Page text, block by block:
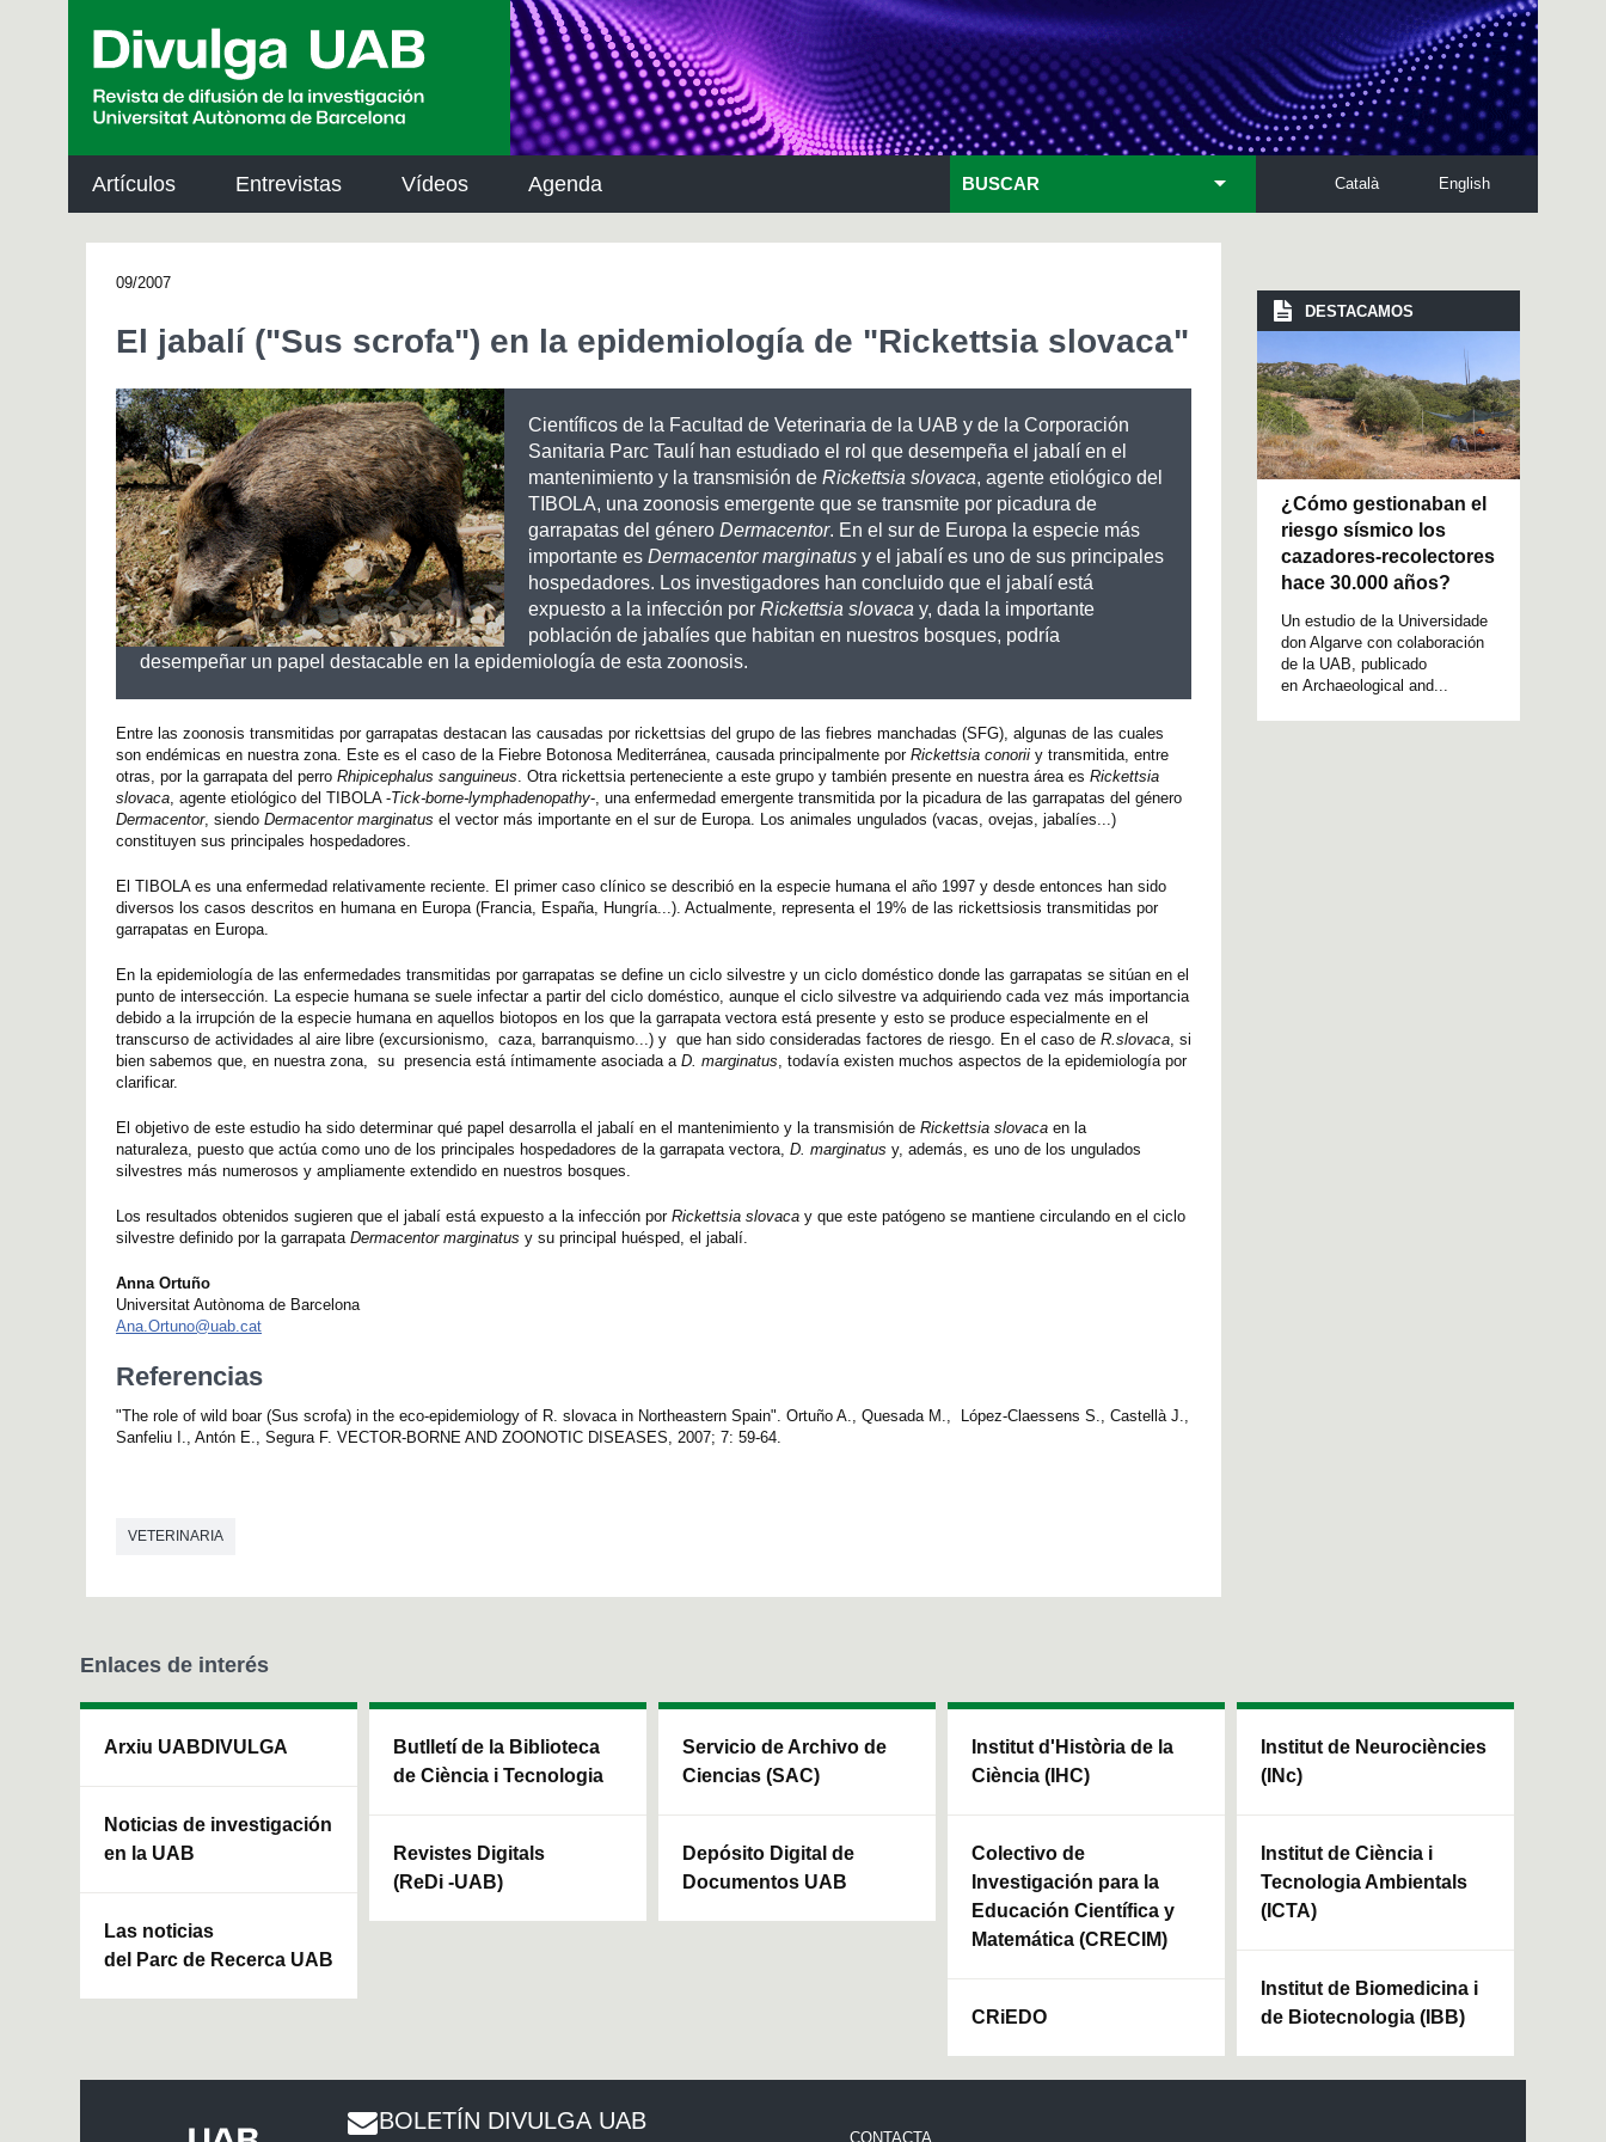
Artículos Entrevistas Vídeos Agenda English
Català
BUSCAR
09/2007
El jabalí ("Sus scrofa") en la epidemiología de "Rickettsia slovaca"
Científicos de la Facultad de Veterinaria de la UAB y de la Corporación
Sanitaria Parc Taulí han estudiado el rol que desempeña el jabalí en el
mantenimiento y la transmisión de Rickettsia slovaca, agente etiológico del
TIBOLA, una zoonosis emergente que se transmite por picadura de
garrapatas del género Dermacentor. En el sur de Europa la especie más
importante es Dermacentor marginatus y el jabalí es uno de sus principales
hospedadores. Los investigadores han concluido que el jabalí está
expuesto a la infección por Rickettsia slovaca y, dada la importante
población de jabalíes que habitan en nuestros bosques, podría
desempeñar un papel destacable en la epidemiología de esta zoonosis.
Entre las zoonosis transmitidas por garrapatas destacan las causadas por rickettsias del grupo de las fiebres manchadas (SFG), algunas de las cuales
son endémicas en nuestra zona. Este es el caso de la Fiebre Botonosa Mediterránea, causada principalmente por Rickettsia conorii y transmitida, entre
otras, por la garrapata del perro Rhipicephalus sanguineus. Otra rickettsia perteneciente a este grupo y también presente en nuestra área es Rickettsia
slovaca, agente etiológico del TIBOLA -Tick-borne-lymphadenopathy-, una enfermedad emergente transmitida por la picadura de las garrapatas del género
Dermacentor, siendo Dermacentor marginatus el vector más importante en el sur de Europa. Los animales ungulados (vacas, ovejas, jabalíes...)
constituyen sus principales hospedadores.
El TIBOLA es una enfermedad relativamente reciente. El primer caso clínico se describió en la especie humana el año 1997 y desde entonces han sido
diversos los casos descritos en humana en Europa (Francia, España, Hungría...). Actualmente, representa el 19% de las rickettsiosis transmitidas por
garrapatas en Europa.
En la epidemiología de las enfermedades transmitidas por garrapatas se define un ciclo silvestre y un ciclo doméstico donde las garrapatas se sitúan en el
punto de intersección. La especie humana se suele infectar a partir del ciclo doméstico, aunque el ciclo silvestre va adquiriendo cada vez más importancia
debido a la irrupción de la especie humana en aquellos biotopos en los que la garrapata vectora está presente y esto se produce especialmente en el
transcurso de actividades al aire libre (excursionismo, caza, barranquismo...) y que han sido consideradas factores de riesgo. En el caso de R.slovaca, si
bien sabemos que, en nuestra zona, su presencia está íntimamente asociada a D. marginatus, todavía existen muchos aspectos de la epidemiología por
clarificar.
El objetivo de este estudio ha sido determinar qué papel desarrolla el jabalí en el mantenimiento y la transmisión de Rickettsia slovaca en la
naturaleza, puesto que actúa como uno de los principales hospedadores de la garrapata vectora, D. marginatus y, además, es uno de los ungulados
silvestres más numerosos y ampliamente extendido en nuestros bosques.
Los resultados obtenidos sugieren que el jabalí está expuesto a la infección por Rickettsia slovaca y que este patógeno se mantiene circulando en el ciclo
silvestre definido por la garrapata Dermacentor marginatus y su principal huésped, el jabalí.
Anna Ortuño
Universitat Autònoma de Barcelona
Ana.Ortuno@uab.cat
Referencias
"The role of wild boar (Sus scrofa) in the eco-epidemiology of R. slovaca in Northeastern Spain". Ortuño A., Quesada M., López-Claessens S., Castellà J.,
Sanfeliu I., Antón E., Segura F. VECTOR-BORNE AND ZOONOTIC DISEASES, 2007; 7: 59-64.
VETERINARIA
DESTACAMOS
¿Cómo gestionaban el
riesgo sísmico los
cazadores-recolectores
hace 30.000 años?
Un estudio de la Universidade
don Algarve con colaboración
de la UAB, publicado
en Archaeological and...
Enlaces de interés
Arxiu UABDIVULGA
Noticias de investigación
en la UAB
Las noticias
del Parc de Recerca UAB
Butlletí de la Biblioteca
de Ciència i Tecnologia
Revistes Digitals
(ReDi -UAB)
Servicio de Archivo de
Ciencias (SAC)
Depósito Digital de
Documentos UAB
Institut d'Història de la
Ciència (IHC)
Colectivo de
Investigación para la
Educación Científica y
Matemática (CRECIM)
CRiEDO
Institut de Neurociències
(INc)
Institut de Ciència i
Tecnologia Ambientals
(ICTA)
Institut de Biomedicina i
de Biotecnologia (IBB)
BOLETÍN DIVULGA UAB
CONTACTA